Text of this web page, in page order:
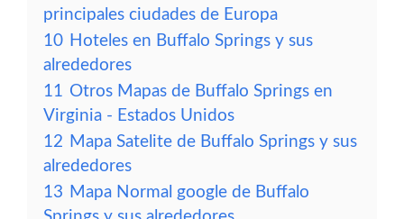
principales ciudades de Europa
10 Hoteles en Buffalo Springs y sus
alrededores
11 Otros Mapas de Buffalo Springs en
Virginia - Estados Unidos
12 Mapa Satelite de Buffalo Springs y sus
alrededores
13 Mapa Normal google de Buffalo